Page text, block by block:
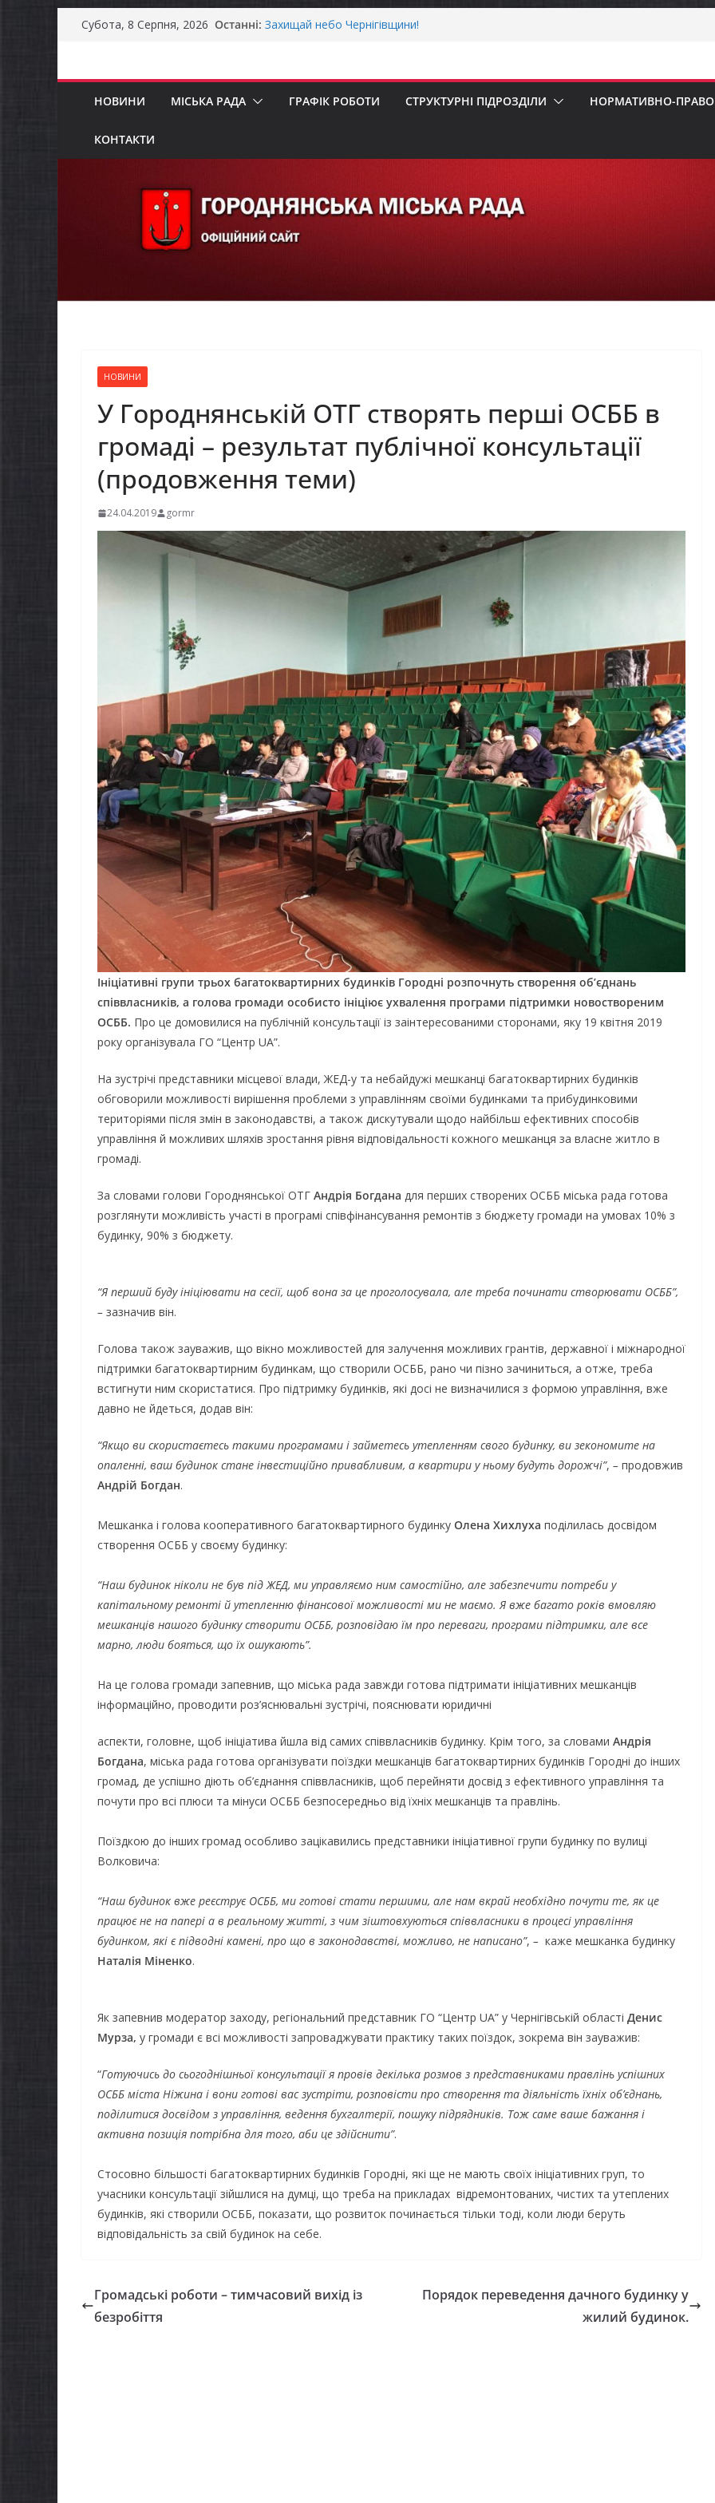
Перейти
Субота, 8 Серпня, 2026 Останні: Захищай небо Чернігівщини!
Як отримати компенсацію за товари, придбані для
НОВИНИ МІСЬКА РАДА ГРАФІК РОБОТИ СТРУКТУРНІ ПІДРОЗДІЛИ НОРМАТИВНО-
КОНТАКТИ
НОВИНИ
У Городнянській ОТГ створять перші ОСББ в
громаді – результат публічної консультації
(продовження теми)
24.04.2019 gormr
Ініціативні групи трьох багатоквартирних будинків Городні розпочнуть створення об’єднань
співвласників, а голова громади особисто ініціює ухвалення програми підтримки новоствореним
ОСББ. Про це домовилися на публічній консультації із заінтересованими сторонами, яку 19 квітня 2019
року організувала ГО “Центр UA”.
На зустрічі представники місцевої влади, ЖЕД-у та небайдужі мешканці багатоквартирних будинків
обговорили можливості вирішення проблеми з управлінням своїми будинками та прибудинковими
територіями після змін в законодавстві, а також дискутували щодо найбільш ефективних способів
управління й можливих шляхів зростання рівня відповідальності кожного мешканця за власне житло в
громаді.
За словами голови Городнянської ОТГ Андрія Богдана для перших створених ОСББ міська рада готова
розглянути можливість участі в програмі співфінансування ремонтів з бюджету громади на умовах 10% з
будинку, 90% з бюджету.
“Я перший буду ініціювати на сесії, щоб вона за це проголосувала, але треба починати створювати ОСББ”,
– зазначив він.
Голова також зауважив, що вікно можливостей для залучення можливих грантів, державної і міжнародної
підтримки багатоквартирним будинкам, що створили ОСББ, рано чи пізно зачиниться, а отже, треба
встигнути ним скористатися. Про підтримку будинків, які досі не визначилися з формою управління, вже
давно не йдеться, додав він:
“Якщо ви скористаєтесь такими програмами і займетесь утепленням свого будинку, ви зекономите на
опаленні, ваш будинок стане інвестиційно привабливим, а квартири у ньому будуть дорожчі”, – продовжив
Андрій Богдан.
Мешканка і голова кооперативного багатоквартирного будинку Олена Хихлуха поділилась досвідом
створення ОСББ у своєму будинку:
“Наш будинок ніколи не був під ЖЕД, ми управляємо ним самостійно, але забезпечити потреби у
капітальному ремонті й утепленню фінансової можливості ми не маємо. Я вже багато років вмовляю
мешканців нашого будинку створити ОСББ, розповідаю їм про переваги, програми підтримки, але все
марно, люди бояться, що їх ошукають”.
На це голова громади запевнив, що міська рада завжди готова підтримати ініціативних мешканців
інформаційно, проводити роз’яснювальні зустрічі, пояснювати юридичні
аспекти, головне, щоб ініціатива йшла від самих співвласників будинку. Крім того, за словами Андрія
Богдана, міська рада готова організувати поїздки мешканців багатоквартирних будинків Городні до інших
громад, де успішно діють об’єднання співвласників, щоб перейняти досвід з ефективного управління та
почути про всі плюси та мінуси ОСББ безпосередньо від їхніх мешканців та правлінь.
Поїздкою до інших громад особливо зацікавились представники ініціативної групи будинку по вулиці
Волковича:
“Наш будинок вже реєструє ОСББ, ми готові стати першими, але нам вкрай необхідно почути те, як це
працює не на папері а в реальному житті, з чим зіштовхуються співвласники в процесі управління
будинком, які є підводні камені, про що в законодавстві, можливо, не написано”, – каже мешканка будинку
Наталія Міненко.
Як запевнив модератор заходу, регіональний представник ГО “Центр UA” у Чернігівській області Денис
Мурза, у громади є всі можливості запроваджувати практику таких поїздок, зокрема він зауважив:
“Готуючись до сьогоднішньої консультації я провів декілька розмов з представниками правлінь успішних
ОСББ міста Ніжина і вони готові вас зустріти, розповісти про створення та діяльність їхніх об’єднань,
поділитися досвідом з управління, ведення бухгалтерії, пошуку підрядників. Тож саме ваше бажання і
активна позиція потрібна для того, аби це здійснити”.
Стосовно більшості багатоквартирних будинків Городні, які ще не мають своїх ініціативних груп, то
учасники консультації зійшлися на думці, що треба на прикладах відремонтованих, чистих та утеплених
будинків, які створили ОСББ, показати, що розвиток починається тільки тоді, коли люди беруть
відповідальність за свій будинок на себе.
Громадські роботи – тимчасовий вихід із
безробіття
Порядок переведення дачного будинку у
жилий будинок.
отримати
за
придбані для
бізнесу
НОВИНИ
Верховної Ради
України з прав людини
проводить опитування
осіб з інвалідністю на
працю
Захищай небо
Чернігівщини!